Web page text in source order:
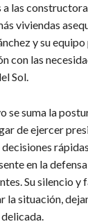
las
viviendas
y su equipo
con las
Sol.
se suma la
de ejercer
en la
Su silencio y
la situación,
delicada.